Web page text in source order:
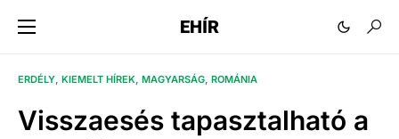
EHÍR
ERDÉLY KIEMELT HÍREK MAGYARSÁG ROMÁNIA
Visszaesés tapasztalható a